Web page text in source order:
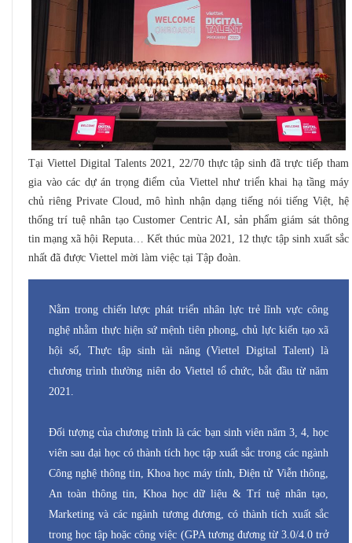
Tại Viettel Digital Talents 2021, 22/70 thực tập sinh đã trực tiếp tham
gia vào các dự án trọng điểm của Viettel như triển khai hạ tầng máy
chủ riêng Private Cloud, mô hình nhận dạng tiếng nói tiếng Việt, hệ
thống trí tuệ nhân tạo Customer Centric AI, sản phẩm giám sát thông
tin mạng xã hội Reputa… Kết thúc mùa 2021, 12 thực tập sinh xuất sắc
nhất đã được Viettel mời làm việc tại Tập đoàn.
Nằm trong chiến lược phát triển nhân lực trẻ lĩnh vực công
nghệ nhằm thực hiện sứ mệnh tiên phong, chủ lực kiến tạo xã
hội số, Thực tập sinh tài năng (Viettel Digital Talent) là
chương trình thường niên do Viettel tổ chức, bắt đầu từ năm
2021.
Đối tượng của chương trình là các bạn sinh viên năm 3, 4, học
viên sau đại học có thành tích học tập xuất sắc trong các ngành
Công nghệ thông tin, Khoa học máy tính, Điện tử Viễn thông,
An toàn thông tin, Khoa học dữ liệu & Trí tuệ nhân tạo,
Marketing và các ngành tương đương, có thành tích xuất sắc
trong học tập hoặc công việc (GPA tương đương từ 3.0/4.0 trở